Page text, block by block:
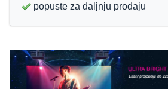
popuste za daljnju prodaju